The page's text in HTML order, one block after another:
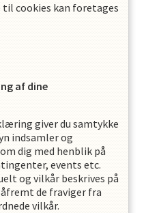
cookies kan foretages
af dine
giver du samtykke
indsamler og
dig med henblik på
events etc.
og vilkår beskrives på
de fraviger fra
vilkår.